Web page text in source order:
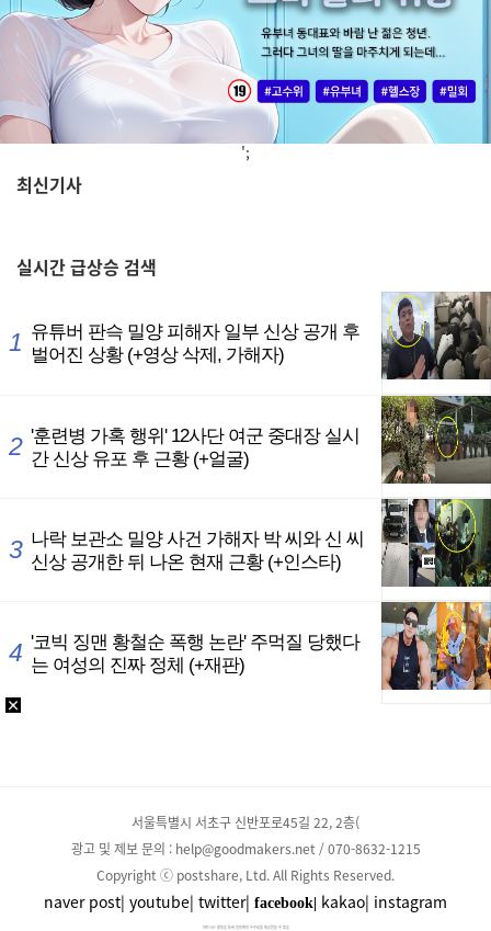
';
최신기사
실시간급상승 검색
서울특별시 서초구 신반포로45길 22, 2층(
광고 및 제보 문의 : help@goodmakers.net / 070-8632-1215
Copyright ⓒ postshare, Ltd. All Rights Reserved.
naver post| youtube| twitter| facebook| kakao| instagram
파트너스 활동을 통해 일정액의 수수료를 제공받을 수 있음